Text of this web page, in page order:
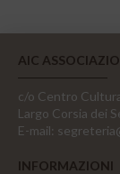
AIC
c/o Centro
Largo Corsia dei
E-mail:
INFORMAZIONI